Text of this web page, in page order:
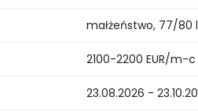
małżeństwo, 77/80
2100-2200 EUR/m-c
23.08.2026 -